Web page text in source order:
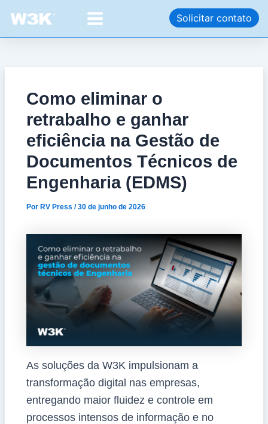
para
o
Main
Menu
Solicitar contato
Como eliminar o
retrabalho e ganhar
eficiência na Gestão de
Documentos Técnicos de
Engenharia (EDMS)
Por RV Press /30 de junho de 2026
As soluções da W3K impulsionam a
transformação digital nas empresas,
entregando maior fluidez e controle em
processos intensos de informação e no
navigation